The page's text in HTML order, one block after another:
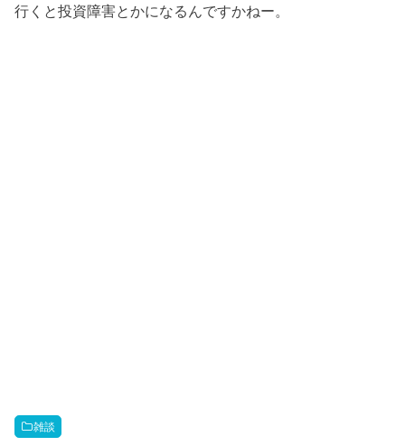
行くと投資障害とかになるんですかねー。
雑談